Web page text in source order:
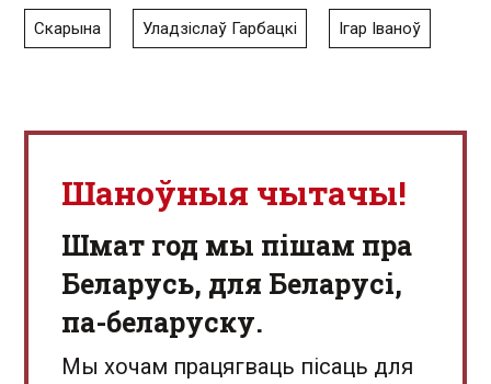
Скарына Уладзіслаў Гарбацкі Ігар Іваноў
Шаноўныя чытачы!
Шмат год мы пішам пра
Беларусь, для Беларусі,
па-беларуску.
Мы хочам працягваць пісаць для